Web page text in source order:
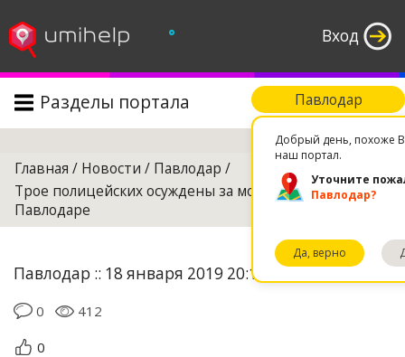
Вход
°
Павлодар
Добрый день, похоже
наш портал.
Уточните
Павлодар?
Да, верно
Разделы портала Поиск
Главная / Новости / Павлодар /
Трое полицейских осуждены за мошенничество в
Павлодаре
Павлодар :: 18 января 2019 20:11
0
412
0